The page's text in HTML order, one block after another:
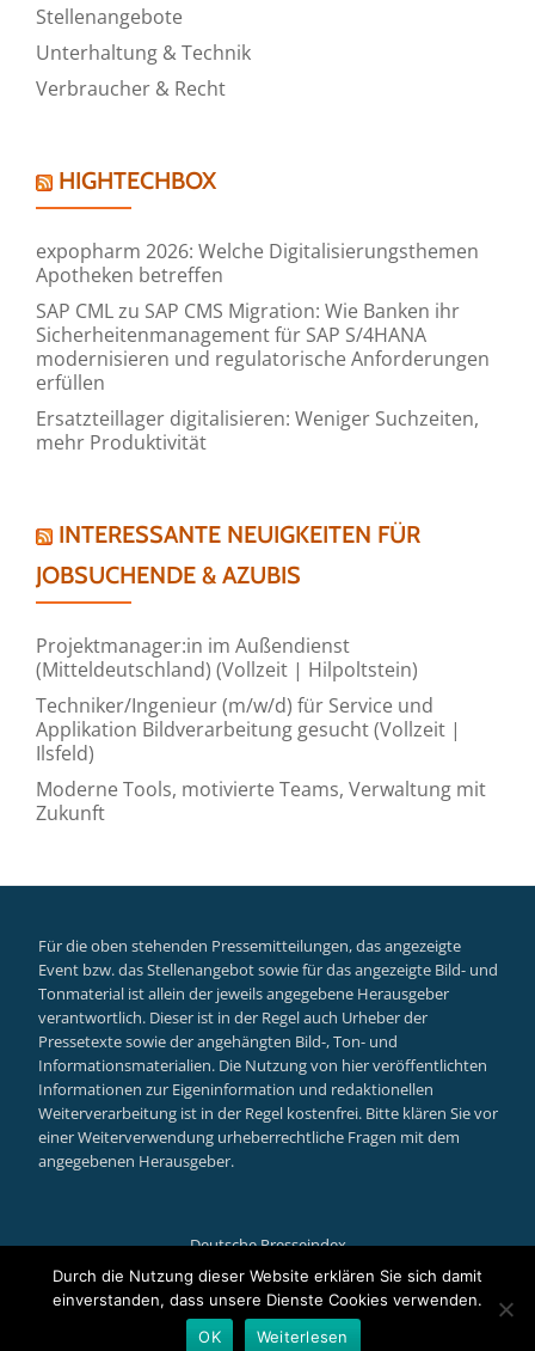
Stellenangebote
Unterhaltung & Technik
Verbraucher & Recht
HIGHTECHBOX
expopharm 2026: Welche Digitalisierungsthemen
Apotheken betreffen
SAP CML zu SAP CMS Migration: Wie Banken ihr
Sicherheitenmanagement für SAP S/4HANA
modernisieren und regulatorische Anforderungen
erfüllen
Ersatzteillager digitalisieren: Weniger Suchzeiten,
mehr Produktivität
INTERESSANTE NEUIGKEITEN FÜR
JOBSUCHENDE & AZUBIS
Projektmanager:in im Außendienst
(Mitteldeutschland) (Vollzeit | Hilpoltstein)
Techniker/Ingenieur (m/w/d) für Service und
Applikation Bildverarbeitung gesucht (Vollzeit |
Ilsfeld)
Moderne Tools, motivierte Teams, Verwaltung mit
Zukunft
Für die oben stehenden Pressemitteilungen, das angezeigte
Event bzw. das Stellenangebot sowie für das angezeigte Bild- und
Tonmaterial ist allein der jeweils angegebene Herausgeber
verantwortlich. Dieser ist in der Regel auch Urheber der
Pressetexte sowie der angehängten Bild-, Ton- und
Informationsmaterialien. Die Nutzung von hier veröffentlichten
Informationen zur Eigeninformation und redaktionellen
Weiterverarbeitung ist in der Regel kostenfrei. Bitte klären Sie vor
einer Weiterverwendung urheberrechtliche Fragen mit dem
angegebenen Herausgeber.
Deutsche Presseindex
Secondary
Llorix One Litepowered by WordPress
Durch die Nutzung dieser Website erklären Sie sich damit
einverstanden, dass unsere Dienste Cookies verwenden.
OK
Weiterlesen